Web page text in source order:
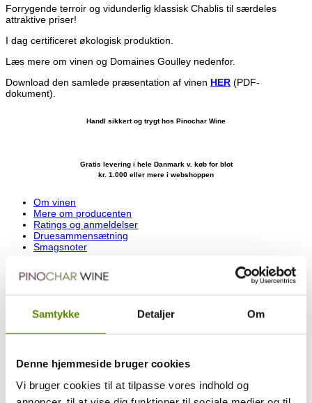
Samtykke Detaljer Om
Denne hjemmeside bruger cookies
Vi bruger cookies til at tilpasse vores indhold og
Forrygende terroir og vidunderlig klassisk Chablis til særdeles
attraktive priser!
I dag certificeret økologisk produktion.
Læs mere om vinen og Domaines Goulley nedenfor.
Download den samlede præsentation af vinen HER (PDF-
dokument).
Handl sikkert og trygt hos Pinochar Wine
Gratis levering i hele Danmark v. køb for blot
kr. 1.000 eller mere i webshoppen
Om vinen
Mere om producenten
Ratings og anmeldelser
Druesammensætning
Smagsnoter
Mont de Mileu er en af de absolut top marker i Chablis, og Philippes
parcel ligger helt perfekt placeret.
flotte og yderst koncentrerede druer.
Plantet tilbage i 1968. Huset ejer 0,75 hektar i denne mark.
friskhed og rankhed.
Beliggende lige udenfor Chablis finder vi La Chapelle-Vaupelteigne,
hvor Domaines Goulley hører til. Domainet drives i dag af Philippe